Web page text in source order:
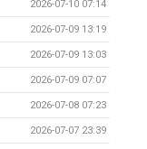
2026-07-10 07:14
2026-07-09 13:19
2026-07-09 13:03
2026-07-09 07:07
2026-07-08 07:23
2026-07-07 23:39